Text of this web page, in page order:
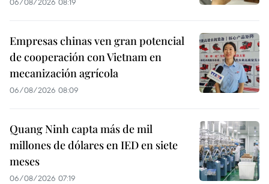
Empresas chinas ven gran potencial
de cooperación con Vietnam en
mecanización agrícola
06/08/2026 08:09
Quang Ninh capta más de mil
millones de dólares en IED en siete
meses
06/08/2026 07:19